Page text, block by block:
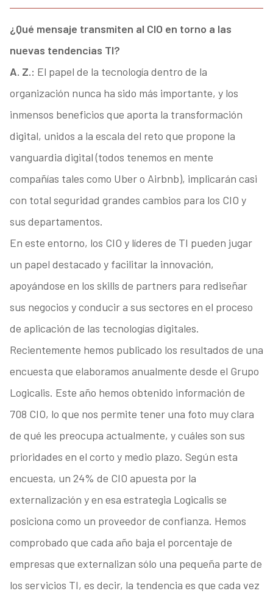
¿Qué mensaje transmiten al CIO en torno a las
nuevas tendencias TI?
A. Z.: El papel de la tecnología dentro de la
organización nunca ha sido más importante, y los
inmensos beneficios que aporta la transformación
digital, unidos a la escala del reto que propone la
vanguardia digital (todos tenemos en mente
compañías tales como Uber o Airbnb), implicarán casi
con total seguridad grandes cambios para los CIO y
sus departamentos.
En este entorno, los CIO y líderes de TI pueden jugar
un papel destacado y facilitar la innovación,
apoyándose en los skills de partners para rediseñar
sus negocios y conducir a sus sectores en el proceso
de aplicación de las tecnologías digitales.
Recientemente hemos publicado los resultados de una
encuesta que elaboramos anualmente desde el Grupo
Logicalis. Este año hemos obtenido información de
708 CIO, lo que nos permite tener una foto muy clara
de qué les preocupa actualmente, y cuáles son sus
prioridades en el corto y medio plazo. Según esta
encuesta, un 24% de CIO apuesta por la
externalización y en esa estrategia Logicalis se
posiciona como un proveedor de confianza. Hemos
comprobado que cada año baja el porcentaje de
empresas que externalizan sólo una pequeña parte de
los servicios TI, es decir, la tendencia es que cada vez